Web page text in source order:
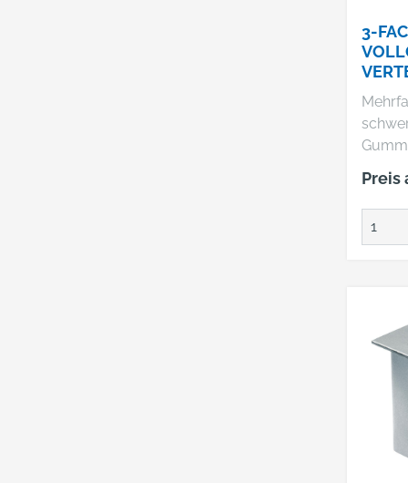
Made
3-
OSE
mit
DIN
Preis